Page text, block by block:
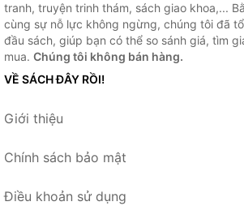
tranh, truyện trinh thám, sách giao khoa,...
cùng sự nỗ lực không ngừng, chúng tôi đã
đầu sách, giúp bạn có thể so sánh giá, tìm
mua. Chúng tôi không bán hàng.
VỀ SÁCH ĐÂY RỒI!
Giới thiệu
Chính sách bảo mật
Điều khoản sử dụng